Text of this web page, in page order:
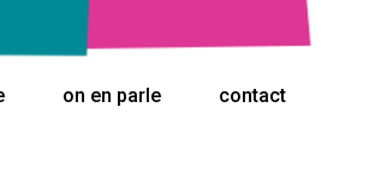
on en parle contact